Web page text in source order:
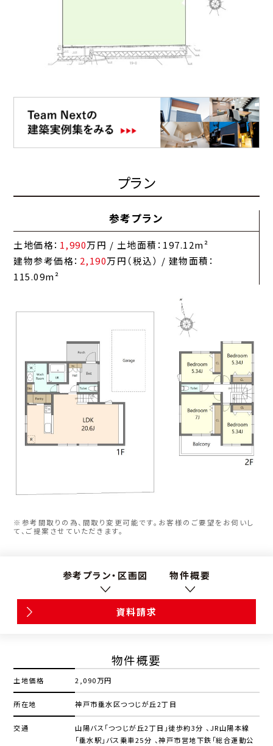
プラン
参考プラン
土地価格： 1,990万円 / 土地面積：197.12m²
建物参考価格： 2,190万円（税込） / 建物面積：
115.09m²
※参考間取りの為、間取り変更可能です。お客様のご要望をお伺いし
て、ご提案させていただきます。
参考プラン・区画図 物件概要
資料請求
物件概要
土地価格 2,090万円
所在地 神戸市垂水区つつじが丘2丁目
交通
山陽バス「つつじが丘2丁目」徒歩約3分 、JR山陽本線
「垂水駅」バス乗車25分 、神戸市営地下鉄「総合運動公